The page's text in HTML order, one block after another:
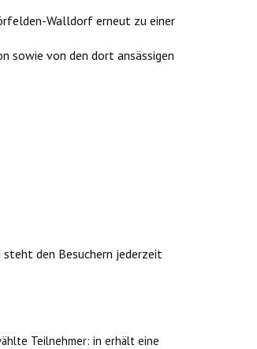
Walldorf erneut zu einer
sowie von den dort ansässigen
steht den Besuchern jederzeit
Teilnehmer: in erhält eine